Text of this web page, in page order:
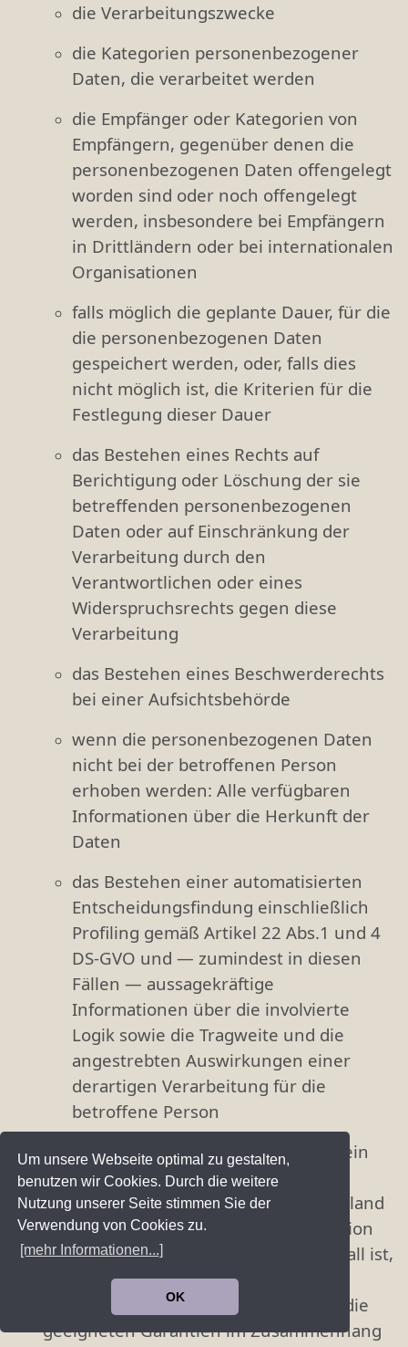
Um unsere Webseite optimal zu gestalten,
benutzen wir Cookies. Durch die weitere
Nutzung unserer Seite stimmen Sie der
Verwendung von Cookies zu.
[mehr Informationen...]
OK
die Verarbeitungszwecke
die Kategorien personenbezogener
Daten, die verarbeitet werden
die Empfänger oder Kategorien von
Empfängern, gegenüber denen die
personenbezogenen Daten offengelegt
worden sind oder noch offengelegt
werden, insbesondere bei Empfängern
in Drittländern oder bei internationalen
Organisationen
falls möglich die geplante Dauer, für die
die personenbezogenen Daten
gespeichert werden, oder, falls dies
nicht möglich ist, die Kriterien für die
Festlegung dieser Dauer
das Bestehen eines Rechts auf
Berichtigung oder Löschung der sie
betreffenden personenbezogenen
Daten oder auf Einschränkung der
Verarbeitung durch den
Verantwortlichen oder eines
Widerspruchsrechts gegen diese
Verarbeitung
das Bestehen eines Beschwerderechts
bei einer Aufsichtsbehörde
wenn die personenbezogenen Daten
nicht bei der betroffenen Person
erhoben werden: Alle verfügbaren
Informationen über die Herkunft der
Daten
das Bestehen einer automatisierten
Entscheidungsfindung einschließlich
Profiling gemäß Artikel 22 Abs.1 und 4
DS-GVO und — zumindest in diesen
Fällen — aussagekräftige
Informationen über die involvierte
Logik sowie die Tragweite und die
angestrebten Auswirkungen einer
derartigen Verarbeitung für die
betroffene Person
Ferner steht der betroffenen Person ein
Auskunftsrecht darüber zu, ob
personenbezogene Daten an ein Drittland
oder an eine internationale Organisation
übermittelt wurden. Sofern dies der Fall ist,
so steht der betroffenen Person im
Übrigen das Recht zu, Auskunft über die
geeigneten Garantien im Zusammenhang